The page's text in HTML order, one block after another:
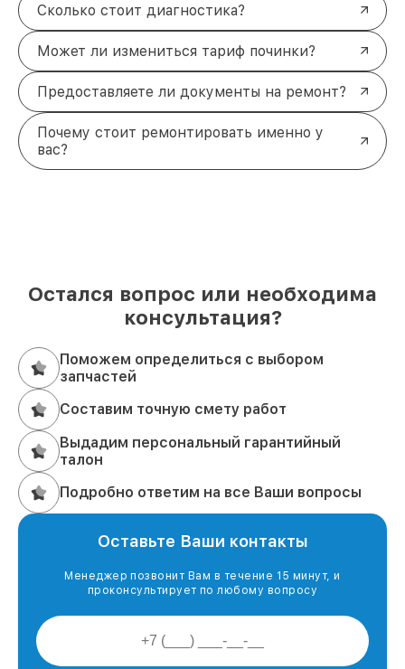
Сколько стоит диагностика?
Может ли измениться тариф починки?
Предоставляете ли документы на ремонт?
Почему стоит ремонтировать именно у
вас?
Остался вопрос или необходима
консультация?
Поможем определиться с выбором
запчастей
Составим точную смету работ
Выдадим персональный гарантийный
талон
Подробно ответим на все Ваши вопросы
Оставьте Ваши контакты
Менеджер позвонит Вам в течение 15 минут, и
проконсультирует по любому вопросу